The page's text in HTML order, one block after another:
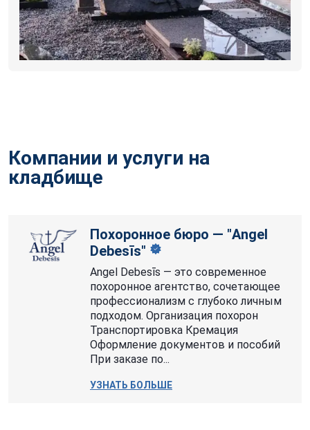
Компании и услуги на
кладбище
Похоронное бюро — "Angel
Debesīs"
Angel Debesīs — это современное
похоронное агентство, сочетающее
профессионализм с глубоко личным
подходом. Организация похорон
Транспортировка Кремация
Оформление документов и пособий
При заказе по...
УЗНАТЬ БОЛЬШЕ